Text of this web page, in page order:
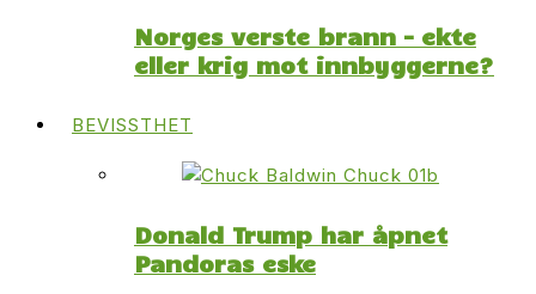
Norges verste brann – ekte
eller krig mot innbyggerne?
BEVISSTHET
Donald Trump har åpnet
Pandoras eske